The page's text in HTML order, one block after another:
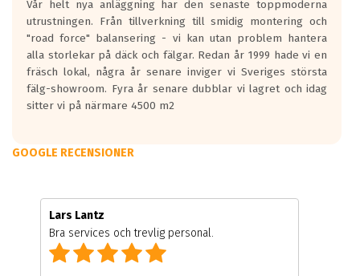
Vår helt nya anläggning har den senaste toppmoderna
utrustningen. Från tillverkning till smidig montering och
"road force" balansering - vi kan utan problem hantera
alla storlekar på däck och fälgar. Redan år 1999 hade vi en
fräsch lokal, några år senare inviger vi Sveriges största
fälg-showroom. Fyra år senare dubblar vi lagret och idag
sitter vi på närmare 4500 m2
GOOGLE RECENSIONER
Lars Lantz
Bra services och trevlig personal.